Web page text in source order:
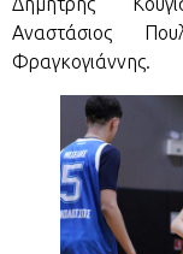
Αναστάσιος
Φραγκογιάννης.